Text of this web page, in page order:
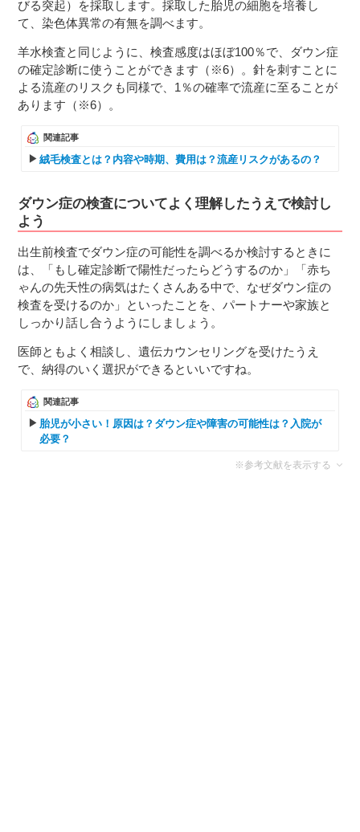
びる突起）を採取します。採取した胎児の細胞を培養し
て、染色体異常の有無を調べます。
羊水検査と同じように、検査感度はほぼ100％で、ダウン症
の確定診断に使うことができます（※6）。針を刺すことに
よる流産のリスクも同様で、1％の確率で流産に至ることが
あります（※6）。
関連記事
絨毛検査とは？内容や時期、費用は？流産リスクがあるの？
ダウン症の検査についてよく理解したうえで検討し
よう
出生前検査でダウン症の可能性を調べるか検討するときに
は、「もし確定診断で陽性だったらどうするのか」「赤ち
ゃんの先天性の病気はたくさんある中で、なぜダウン症の
検査を受けるのか」といったことを、パートナーや家族と
しっかり話し合うようにしましょう。
医師ともよく相談し、遺伝カウンセリングを受けたうえ
で、納得のいく選択ができるといいですね。
関連記事
胎児が小さい！原因は？ダウン症や障害の可能性は？入院が
必要？
※参考文献を表示する